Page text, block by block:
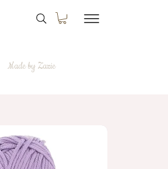
Made by Zazie